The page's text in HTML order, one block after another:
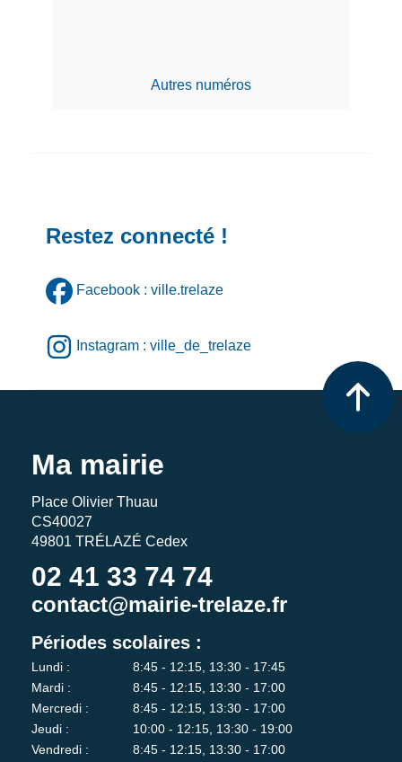
Autres numéros
Restez connecté !
Facebook : ville.trelaze
Instagram : ville_de_trelaze
Ma mairie
Place Olivier Thuau
CS40027
49801 TRÉLAZÉ Cedex
02 41 33 74 74
contact@mairie-trelaze.fr
Périodes scolaires :
Lundi :
8:45 - 12:15, 13:30 - 17:45
Mardi :
8:45 - 12:15, 13:30 - 17:00
Mercredi :
8:45 - 12:15, 13:30 - 17:00
Jeudi :
10:00 - 12:15, 13:30 - 19:00
Vendredi :
8:45 - 12:15, 13:30 - 17:00